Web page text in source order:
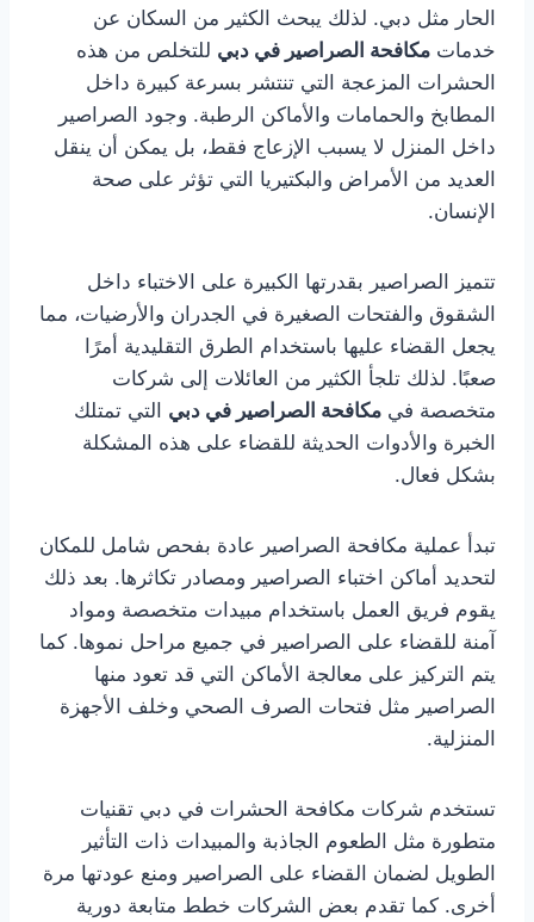
الحار مثل دبي. لذلك يبحث الكثير من السكان عن
خدمات مكافحة الصراصير في دبي للتخلص من هذه
الحشرات المزعجة التي تنتشر بسرعة كبيرة داخل
المطابخ والحمامات والأماكن الرطبة. وجود الصراصير
داخل المنزل لا يسبب الإزعاج فقط، بل يمكن أن ينقل
العديد من الأمراض والبكتيريا التي تؤثر على صحة
الإنسان.
تتميز الصراصير بقدرتها الكبيرة على الاختباء داخل
الشقوق والفتحات الصغيرة في الجدران والأرضيات، مما
يجعل القضاء عليها باستخدام الطرق التقليدية أمرًا
صعبًا. لذلك تلجأ الكثير من العائلات إلى شركات
متخصصة في مكافحة الصراصير في دبي التي تمتلك
الخبرة والأدوات الحديثة للقضاء على هذه المشكلة
بشكل فعال.
تبدأ عملية مكافحة الصراصير عادة بفحص شامل للمكان
لتحديد أماكن اختباء الصراصير ومصادر تكاثرها. بعد ذلك
يقوم فريق العمل باستخدام مبيدات متخصصة ومواد
آمنة للقضاء على الصراصير في جميع مراحل نموها. كما
يتم التركيز على معالجة الأماكن التي قد تعود منها
الصراصير مثل فتحات الصرف الصحي وخلف الأجهزة
المنزلية.
تستخدم شركات مكافحة الحشرات في دبي تقنيات
متطورة مثل الطعوم الجاذبة والمبيدات ذات التأثير
الطويل لضمان القضاء على الصراصير ومنع عودتها مرة
أخرى. كما تقدم بعض الشركات خطط متابعة دورية